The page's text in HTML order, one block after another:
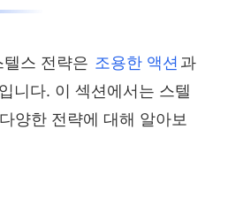
스 전략은 조용한 액션 과
니다. 이 섹션에서는 스텔
양한 전략에 대해 알아보